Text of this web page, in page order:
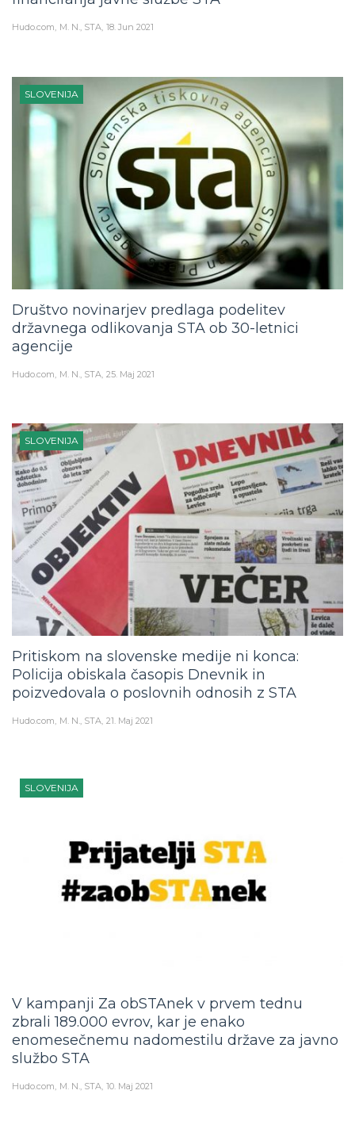
Hudo.com M. N., STA 18. Jun 2021
SLOVENIJA
Društvo novinarjev predlaga podelitev
državnega odlikovanja STA ob 30-letnici
agencije
Hudo.com M. N., STA 25. Maj 2021
SLOVENIJA
Pritiskom na slovenske medije ni konca:
Policija obiskala časopis Dnevnik in
poizvedovala o poslovnih odnosih z STA
Hudo.com M. N., STA 21. Maj 2021
SLOVENIJA
V kampanji Za obSTAnek v prvem tednu
zbrali 189.000 evrov, kar je enako
enomesečnemu nadomestilu države za javno
službo STA
Hudo.com M. N., STA 10. Maj 2021